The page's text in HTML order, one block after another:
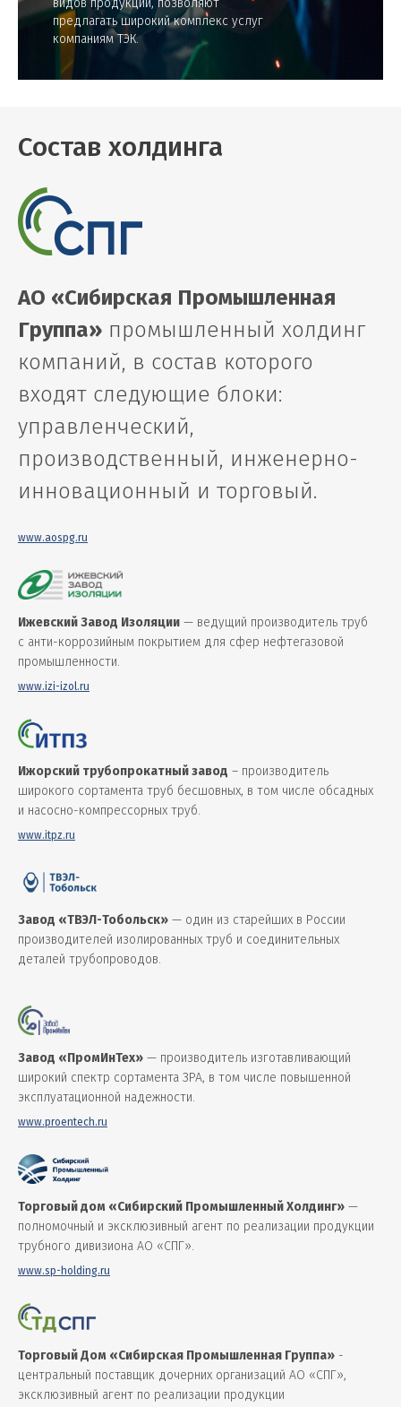
видов продукции, позволяют
предлагать широкий комплекс услуг
компаниям ТЭК.
Состав холдинга
АО «Сибирская Промышленная
Группа» промышленный холдинг
компаний, в состав которого
входят следующие блоки:
управленческий,
производственный, инженерно-
инновационный и торговый.
www.aospg.ru
Ижевский Завод Изоляции — ведущий производитель труб
с анти-коррозийным покрытием для сфер нефтегазовой
промышленности.
www.izi-izol.ru
Ижорский трубопрокатный завод – производитель
широкого сортамента труб бесшовных, в том числе обсадных
и насосно-компрессорных труб.
www.itpz.ru
Завод «ТВЭЛ-Тобольск» — один из старейших в России
производителей изолированных труб и соединительных
деталей трубопроводов.
Завод «ПромИнТех» — производитель изготавливающий
широкий спектр сортамента ЗРА, в том числе повышенной
эксплуатационной надежности.
www.proentech.ru
Торговый дом «Сибирский Промышленный Холдинг» —
полномочный и эксклюзивный агент по реализации продукции
трубного дивизиона АО «СПГ».
www.sp-holding.ru
Торговый Дом «Сибирская Промышленная Группа» -
центральный поставщик дочерних организаций АО «СПГ»,
эксклюзивный агент по реализации продукции